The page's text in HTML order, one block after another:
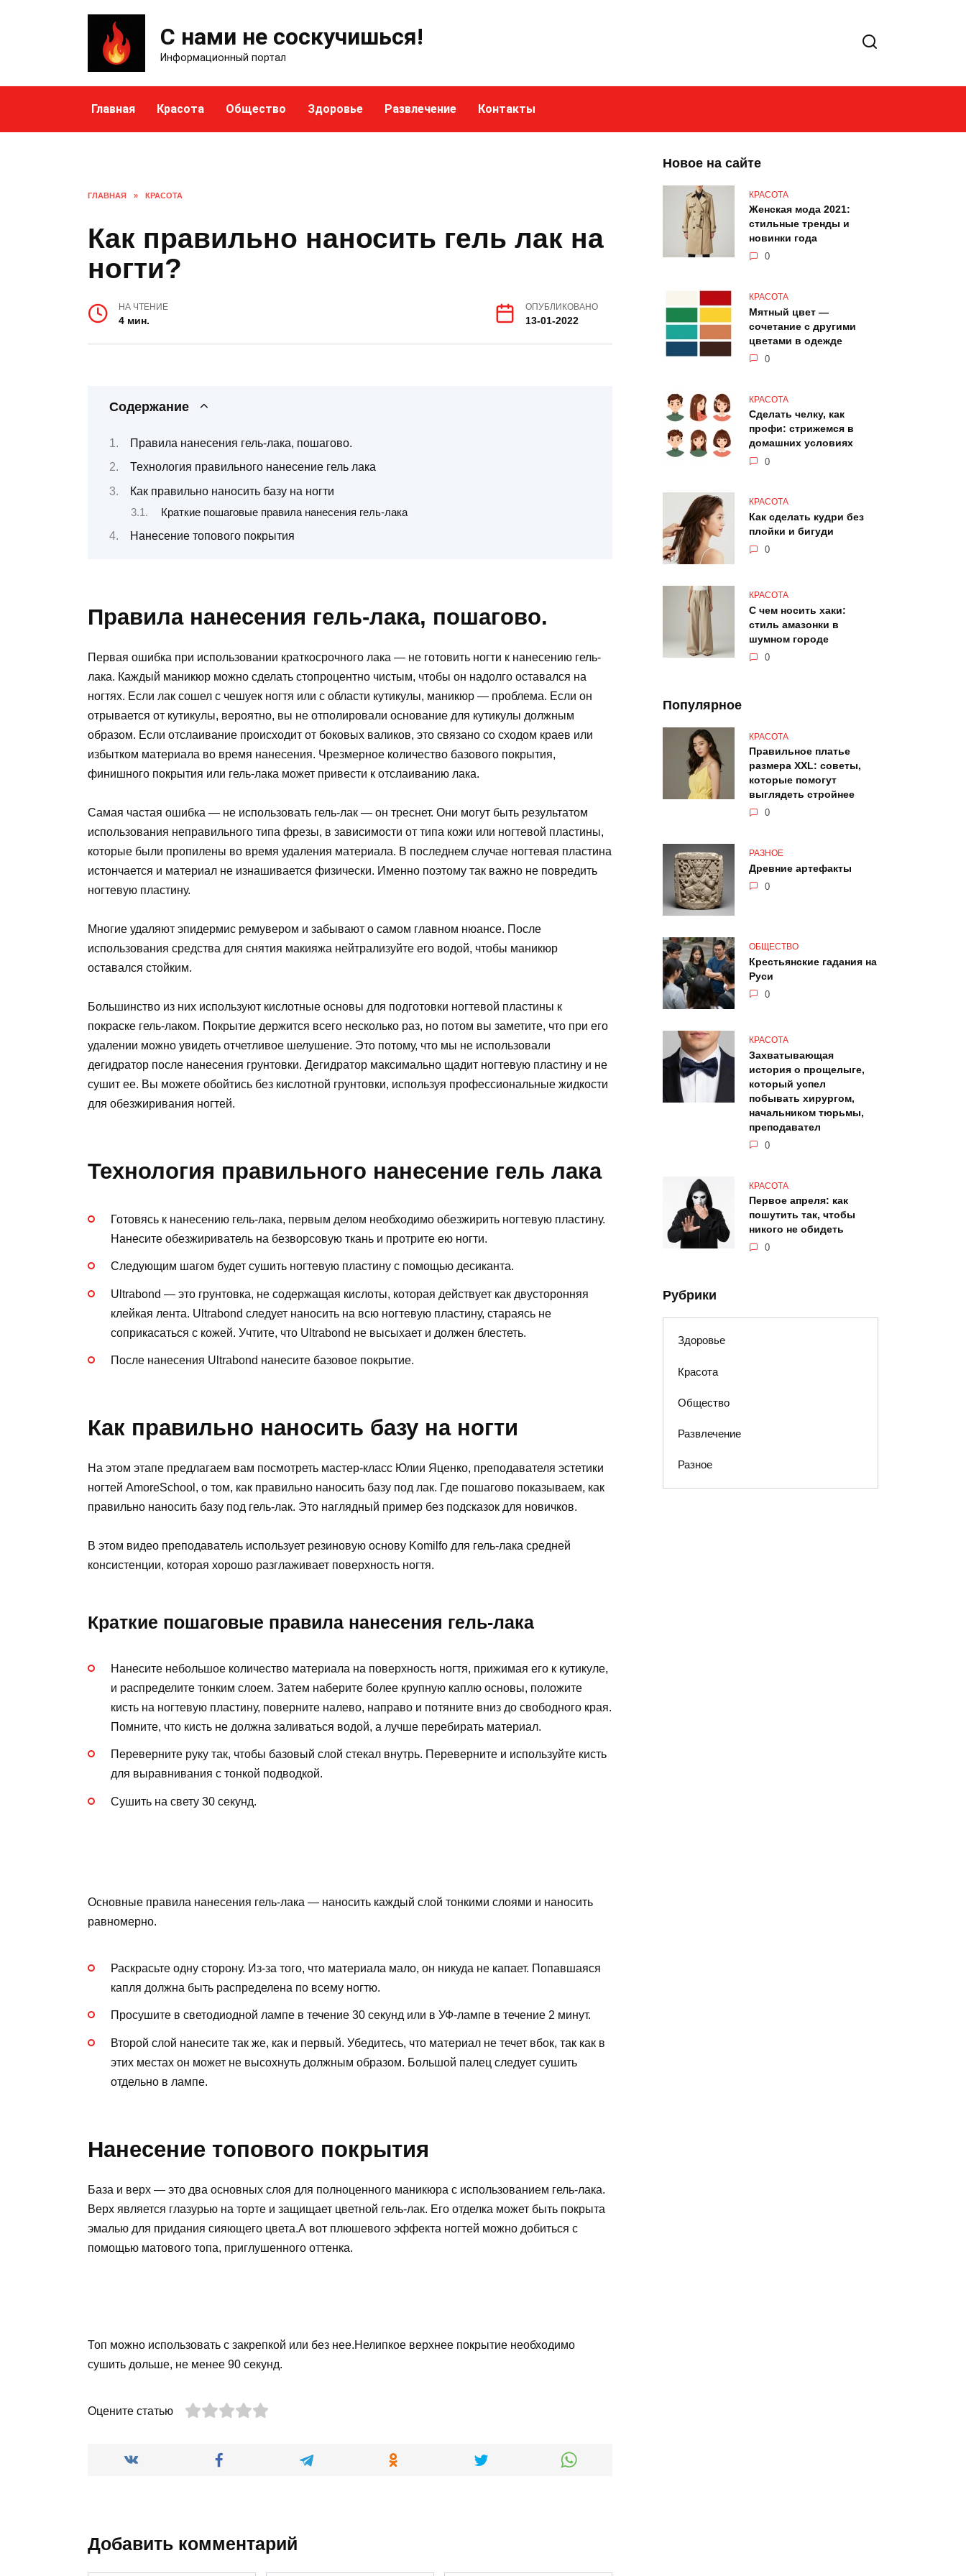
С нами не соскучишься!
Информационный портал
Главная Красота Общество Здоровье Развлечение Контакты
ГЛАВНАЯ » КРАСОТА
Как правильно наносить гель лак на
ногти?
НА ЧТЕНИЕ
4 мин.
ОПУБЛИКОВАНО
13-01-2022
Содержание
Правила нанесения гель-лака, пошагово.
Технология правильного нанесение гель лака
Как правильно наносить базу на ногти
Краткие пошаговые правила нанесения гель-лака
Нанесение топового покрытия
Правила нанесения гель-лака, пошагово.
Первая ошибка при использовании краткосрочного лака — не готовить ногти к нанесению гель-
лака. Каждый маникюр можно сделать стопроцентно чистым, чтобы он надолго оставался на
ногтях. Если лак сошел с чешуек ногтя или с области кутикулы, маникюр — проблема. Если он
отрывается от кутикулы, вероятно, вы не отполировали основание для кутикулы должным
образом. Если отслаивание происходит от боковых валиков, это связано со сходом краев или
избытком материала во время нанесения. Чрезмерное количество базового покрытия,
финишного покрытия или гель-лака может привести к отслаиванию лака.
Самая частая ошибка — не использовать гель-лак — он треснет. Они могут быть результатом
использования неправильного типа фрезы, в зависимости от типа кожи или ногтевой пластины,
которые были пропилены во время удаления материала. В последнем случае ногтевая пластина
истончается и материал не изнашивается физически. Именно поэтому так важно не повредить
ногтевую пластину.
Многие удаляют эпидермис ремувером и забывают о самом главном нюансе. После
использования средства для снятия макияжа нейтрализуйте его водой, чтобы маникюр
оставался стойким.
Большинство из них используют кислотные основы для подготовки ногтевой пластины к
покраске гель-лаком. Покрытие держится всего несколько раз, но потом вы заметите, что при его
удалении можно увидеть отчетливое шелушение. Это потому, что мы не использовали
дегидратор после нанесения грунтовки. Дегидратор максимально щадит ногтевую пластину и не
сушит ее. Вы можете обойтись без кислотной грунтовки, используя профессиональные жидкости
для обезжиривания ногтей.
Технология правильного нанесение гель лака
Готовясь к нанесению гель-лака, первым делом необходимо обезжирить ногтевую пластину.
Нанесите обезжириватель на безворсовую ткань и протрите ею ногти.
Следующим шагом будет сушить ногтевую пластину с помощью десиканта.
Ultrabond — это грунтовка, не содержащая кислоты, которая действует как двусторонняя
клейкая лента. Ultrabond следует наносить на всю ногтевую пластину, стараясь не
соприкасаться с кожей. Учтите, что Ultrabond не высыхает и должен блестеть.
После нанесения Ultrabond нанесите базовое покрытие.
Как правильно наносить базу на ногти
На этом этапе предлагаем вам посмотреть мастер-класс Юлии Яценко, преподавателя эстетики
ногтей AmoreSchool, о том, как правильно наносить базу под лак. Где пошагово показываем, как
правильно наносить базу под гель-лак. Это наглядный пример без подсказок для новичков.
В этом видео преподаватель использует резиновую основу Komilfo для гель-лака средней
консистенции, которая хорошо разглаживает поверхность ногтя.
Краткие пошаговые правила нанесения гель-лака
Нанесите небольшое количество материала на поверхность ногтя, прижимая его к кутикуле,
и распределите тонким слоем. Затем наберите более крупную каплю основы, положите
кисть на ногтевую пластину, поверните налево, направо и потяните вниз до свободного края.
Помните, что кисть не должна заливаться водой, а лучше перебирать материал.
Переверните руку так, чтобы базовый слой стекал внутрь. Переверните и используйте кисть
для выравнивания с тонкой подводкой.
Сушить на свету 30 секунд.
Основные правила нанесения гель-лака — наносить каждый слой тонкими слоями и наносить
равномерно.
Раскрасьте одну сторону. Из-за того, что материала мало, он никуда не капает. Попавшаяся
капля должна быть распределена по всему ногтю.
Просушите в светодиодной лампе в течение 30 секунд или в УФ-лампе в течение 2 минут.
Второй слой нанесите так же, как и первый. Убедитесь, что материал не течет вбок, так как в
этих местах он может не высохнуть должным образом. Большой палец следует сушить
отдельно в лампе.
Нанесение топового покрытия
База и верх — это два основных слоя для полноценного маникюра с использованием гель-лака.
Верх является глазурью на торте и защищает цветной гель-лак. Его отделка может быть покрыта
эмалью для придания сияющего цвета.А вот плюшевого эффекта ногтей можно добиться с
помощью матового топа, приглушенного оттенка.
Топ можно использовать с закрепкой или без нее.Нелипкое верхнее покрытие необходимо
сушить дольше, не менее 90 секунд.
Оцените статью
Добавить комментарий
Новое на сайте
КРАСОТА
Женская мода 2021:
стильные тренды и
новинки года
0
КРАСОТА
Мятный цвет —
сочетание с другими
цветами в одежде
0
КРАСОТА
Сделать челку, как
профи: стрижемся в
домашних условиях
0
КРАСОТА
Как сделать кудри без
плойки и бигуди
0
КРАСОТА
С чем носить хаки:
стиль амазонки в
шумном городе
0
Популярное
КРАСОТА
Правильное платье
размера XXL: советы,
которые помогут
выглядеть стройнее
0
РАЗНОЕ
Древние артефакты
0
ОБЩЕСТВО
Крестьянские гадания на
Руси
0
КРАСОТА
Захватывающая
история о прощелыге,
который успел
побывать хирургом,
начальником тюрьмы,
преподавател
0
КРАСОТА
Первое апреля: как
пошутить так, чтобы
никого не обидеть
0
Рубрики
Здоровье
Красота
Общество
Развлечение
Разное